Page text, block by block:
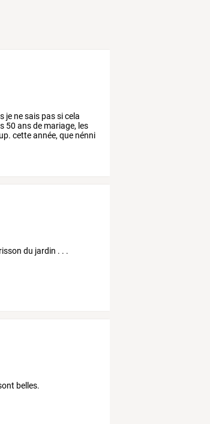
je nesais passicela
50 ansde mariage, les
cetteannée, que nénni
du jardin . . .
belles.